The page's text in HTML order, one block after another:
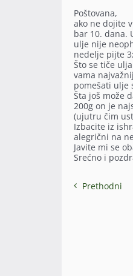
Poštovana,
ako ne dojite
bar 10. dana.
ulje nije
nedelje pijte
Što se tiče
vama
pomešati ulje
Šta još može
200g on je
(ujutru čim
Izbacite iz
alegrični na
Javite mi se
Srećno i
Prethodni